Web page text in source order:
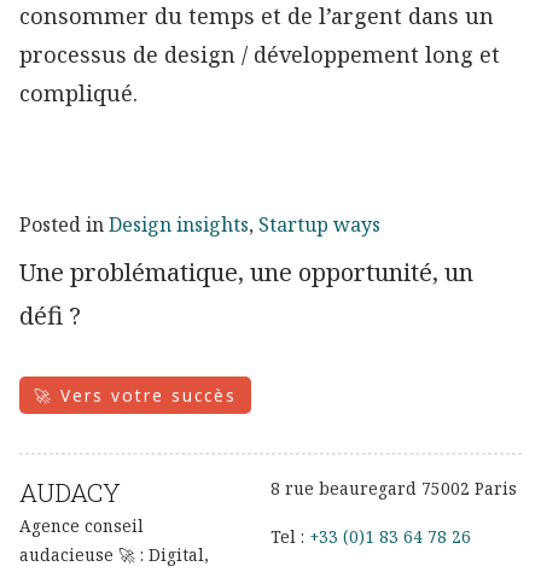
consommer du temps et de l’argent dans un
processus de design / développement long et
compliqué.
Posted inDesign insights, Startup ways
Une problématique, une opportunité, un
défi ?
🚀 Vers votre succès
AUDACY
Agence conseil
audacieuse 🚀 : Digital,
8 rue beauregard 75002 Paris
Tel : +33 (0)1 83 64 78 26